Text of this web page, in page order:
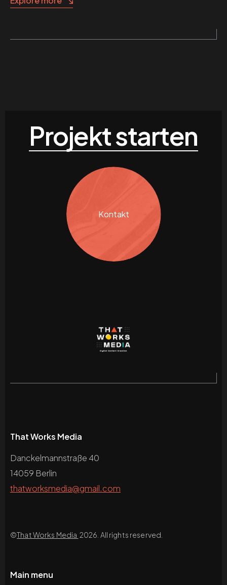
Projekt starten
Kontakt
That Works Media
Danckelmannstraße 40
14059 Berlin
thatworksmedia@gmail.com
©That Works Media 2026. All rights reserved.
Main menu